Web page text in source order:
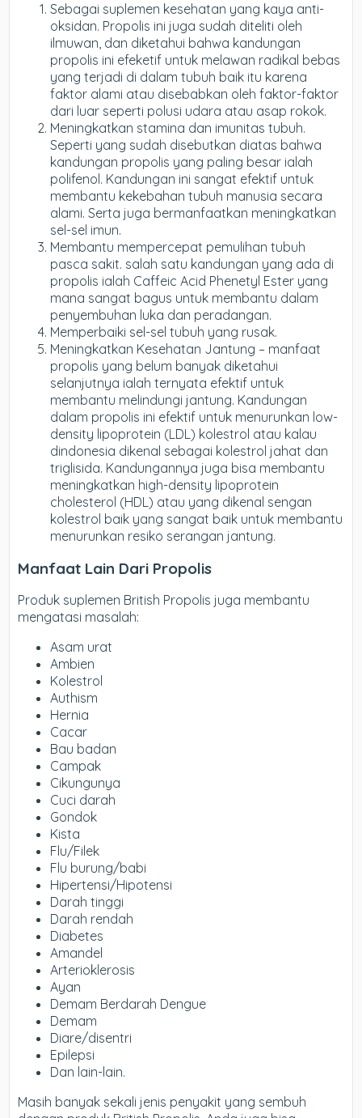
Sebagai suplemen kesehatan yang kaya anti-
oksidan. Propolis ini juga sudah diteliti oleh
ilmuwan, dan diketahui bahwa kandungan
propolis ini efeketif untuk melawan radikal bebas
yang terjadi di dalam tubuh baik itu karena
faktor alami atau disebabkan oleh faktor-faktor
dari luar seperti polusi udara atau asap rokok.
Meningkatkan stamina dan imunitas tubuh.
Seperti yang sudah disebutkan diatas bahwa
kandungan propolis yang paling besar ialah
polifenol. Kandungan ini sangat efektif untuk
membantu kekebahan tubuh manusia secara
alami. Serta juga bermanfaatkan meningkatkan
sel-sel imun.
Membantu mempercepat pemulihan tubuh
pasca sakit. salah satu kandungan yang ada di
propolis ialah Caffeic Acid Phenetyl Ester yang
mana sangat bagus untuk membantu dalam
penyembuhan luka dan peradangan.
Memperbaiki sel-sel tubuh yang rusak.
Meningkatkan Kesehatan Jantung – manfaat
propolis yang belum banyak diketahui
selanjutnya ialah ternyata efektif untuk
membantu melindungi jantung. Kandungan
dalam propolis ini efektif untuk menurunkan low-
density lipoprotein (LDL) kolestrol atau kalau
dindonesia dikenal sebagai kolestrol jahat dan
triglisida. Kandungannya juga bisa membantu
meningkatkan high-density lipoprotein
cholesterol (HDL) atau yang dikenal sengan
kolestrol baik yang sangat baik untuk membantu
menurunkan resiko serangan jantung.
Manfaat Lain Dari Propolis
Produk suplemen British Propolis juga membantu
mengatasi masalah:
Asam urat
Ambien
Kolestrol
Authism
Hernia
Cacar
Bau badan
Campak
Cikungunya
Cuci darah
Gondok
Kista
Flu/Filek
Flu burung/babi
Hipertensi/Hipotensi
Darah tinggi
Darah rendah
Diabetes
Amandel
Arterioklerosis
Ayan
Demam Berdarah Dengue
Demam
Diare/disentri
Epilepsi
Dan lain-lain.
Masih banyak sekali jenis penyakit yang sembuh